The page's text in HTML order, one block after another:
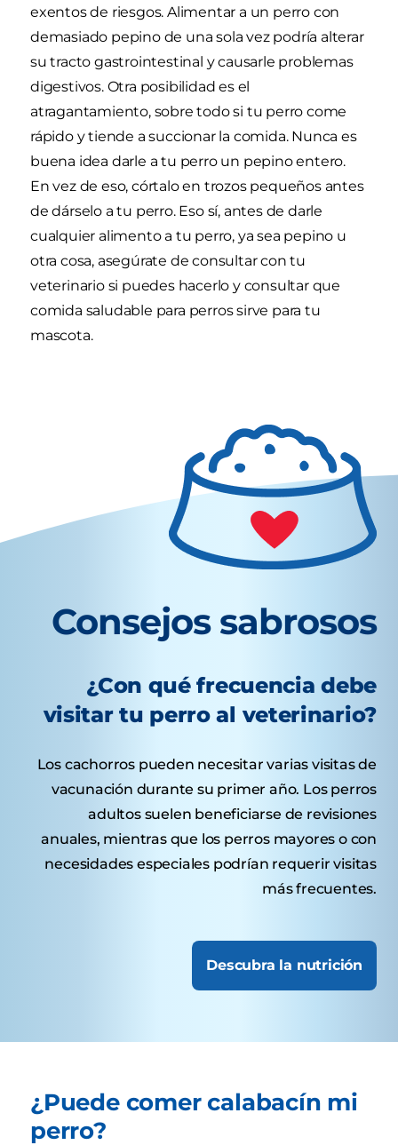
exentos de riesgos. Alimentar a un perro con
demasiado pepino de una sola vez podría alterar
su tracto gastrointestinal y causarle problemas
digestivos. Otra posibilidad es el
atragantamiento, sobre todo si tu perro come
rápido y tiende a succionar la comida. Nunca es
buena idea darle a tu perro un pepino entero.
En vez de eso, córtalo en trozos pequeños antes
de dárselo a tu perro. Eso sí, antes de darle
cualquier alimento a tu perro, ya sea pepino u
otra cosa, asegúrate de consultar con tu
veterinario si puedes hacerlo y consultar que
comida saludable para perros sirve para tu
mascota.
Consejos sabrosos
¿Con qué frecuencia debe
visitar tu perro al veterinario?
Los cachorros pueden necesitar varias visitas de
vacunación durante su primer año. Los perros
adultos suelen beneficiarse de revisiones
anuales, mientras que los perros mayores o con
necesidades especiales podrían requerir visitas
más frecuentes.
Descubra la nutrición
¿Puede comer calabacín mi
perro?